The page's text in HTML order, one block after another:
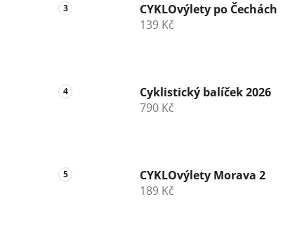
CYKLOvýlety po Čechách
139 Kč
Cyklistický balíček 2026
790 Kč
CYKLOvýlety Morava 2
189 Kč